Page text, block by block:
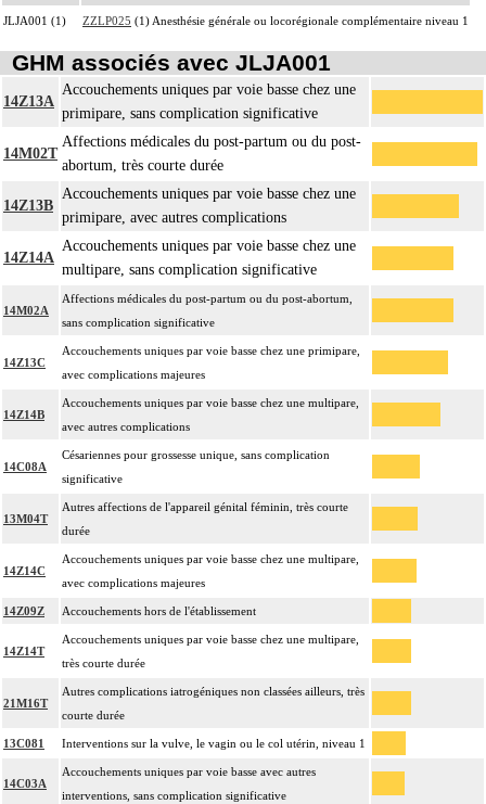
JLJA001 (1) ZZLP025 (1) Anesthésie générale ou locorégionale complémentaire niveau 1
GHM associés avec JLJA001
14Z13A
Accouchements uniques par voie basse chez une
primipare, sans complication significative
14M02T
Affections médicales du post-partum ou du post-
abortum, très courte durée
14Z13B
Accouchements uniques par voie basse chez une
primipare, avec autres complications
14Z14A
Accouchements uniques par voie basse chez une
multipare, sans complication significative
14M02A
Affections médicales du post-partum ou du post-abortum,
sans complication significative
14Z13C
Accouchements uniques par voie basse chez une primipare,
avec complications majeures
14Z14B
Accouchements uniques par voie basse chez une multipare,
avec autres complications
14C08A
Césariennes pour grossesse unique, sans complication
significative
13M04T
Autres affections de l'appareil génital féminin, très courte
durée
14Z14C
Accouchements uniques par voie basse chez une multipare,
avec complications majeures
14Z09Z Accouchements hors de l'établissement
14Z14T
Accouchements uniques par voie basse chez une multipare,
très courte durée
21M16T
Autres complications iatrogéniques non classées ailleurs, très
courte durée
13C081 Interventions sur la vulve, le vagin ou le col utérin, niveau 1
14C03A
Accouchements uniques par voie basse avec autres
interventions, sans complication significative